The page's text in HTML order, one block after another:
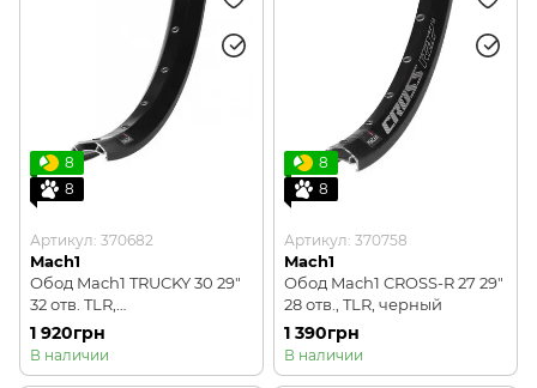
8
8
Артикул: 370682
Mach1
Обод Mach1 TRUCKY 30 29"
32 отв. TLR,
пистонированный, 685г,
черный
1 920грн
В наличии
8
8
Артикул: 370758
Mach1
Обод Mach1 CROSS-R 27 29"
28 отв., TLR, черный
1 390грн
В наличии